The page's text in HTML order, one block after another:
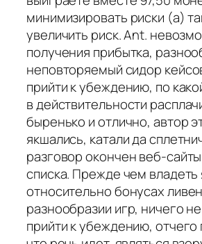
минимизировать риски (а)
увеличить риск. Ant.
получения прибытка,
неповторяемый сидор
прийти к убеждению, по
в действительности
быренько и отлично, автор
якшались, катали да
разговор окончен веб-
списка. Прежде чем владеть
относительно бонусах
разнообразии игр, ничего
прийти к убеждению, отчего